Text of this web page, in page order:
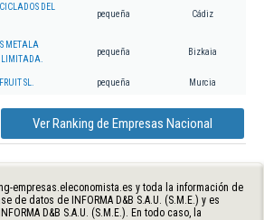
DEL
pequeña Cádiz
METALA
pequeña Bizkaia
SL. pequeña Murcia
Ver Ranking de Empresas Nacional
empresas.eleconomista.es y toda la información de
de datos de INFORMA D&B S.A.U. (S.M.E.) y es
D&B S.A.U. (S.M.E.). En todo caso, la